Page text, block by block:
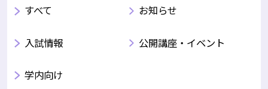
すべて お知らせ
入試情報 公開講座・イベント
学内向け